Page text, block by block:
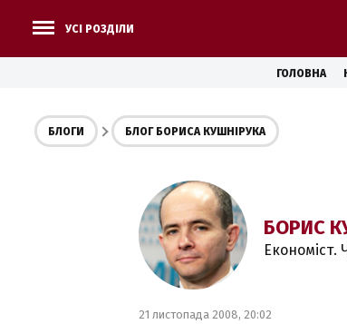
УСІ РОЗДІЛИ
ГОЛОВНА
БЛОГИ БЛОГ БОРИСА КУШНІРУКА
БОРИС
Економіст.
21 листопада 2008, 20:02